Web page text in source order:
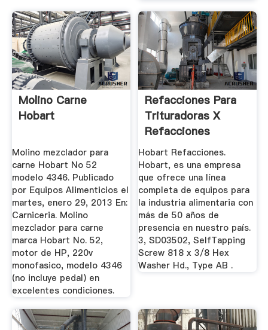
Molino Carne
Hobart
Molino mezclador para
carne Hobart No 52
modelo 4346. Publicado
por Equipos Alimenticios el
martes, enero 29, 2013 En:
Carniceria. Molino
mezclador para carne
marca Hobart No. 52,
motor de HP, 220v
monofasico, modelo 4346
(no incluye pedal) en
excelentes condiciones.
Refacciones Para
Trituradoras X
Refacciones
Hobart Refacciones.
Hobart, es una empresa
que ofrece una línea
completa de equipos para
la industria alimentaria con
más de 50 años de
presencia en nuestro país.
3, SD03502, SelfTapping
Screw 818 x 3/8 Hex
Washer Hd., Type AB .